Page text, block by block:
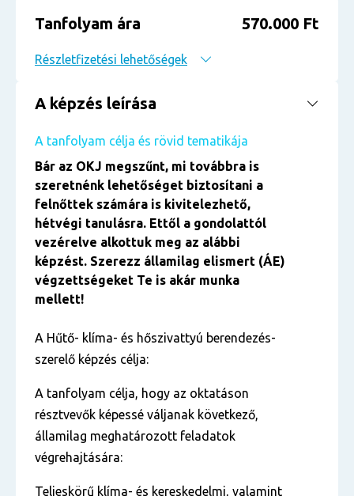
Tanfolyam ára 570.000 Ft
Részletfizetési lehetőségek
A képzés leírása
A tanfolyam célja és rövid tematikája
Bár az OKJ megszűnt, mi továbbra is
szeretnénk lehetőséget biztosítani a
felnőttek számára is kivitelezhető,
hétvégi tanulásra. Ettől a gondolattól
vezérelve alkottuk meg az alábbi
képzést. Szerezz államilag elismert (ÁE)
végzettségeket Te is akár munka
mellett!
A Hűtő- klíma- és hőszivattyú berendezés-
szerelő képzés célja:
A tanfolyam célja, hogy az oktatáson
résztvevők képessé váljanak következő,
államilag meghatározott feladatok
végrehajtására:
Teljeskörű klíma- és kereskedelmi, valamint